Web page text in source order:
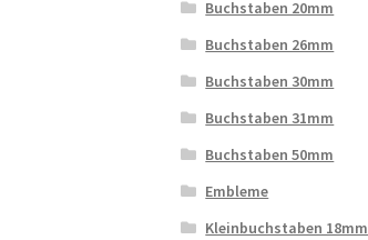
Buchstaben 20mm
Buchstaben 26mm
Buchstaben 30mm
Buchstaben 31mm
Buchstaben 50mm
Embleme
Kleinbuchstaben 18mm